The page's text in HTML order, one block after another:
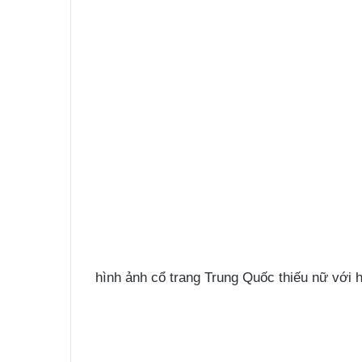
hình ảnh cổ trang Trung Quốc thiếu nữ với